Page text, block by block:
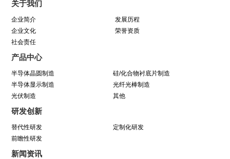
动圆满结束
学芯谱理念 做靠谱者--中巨芯靠谱文化宣讲月活
动圆满收官
因为靠谱 所以信赖 | 中巨芯《芯谱》发布会
暨“靠谱2025-2027”落地规划启动仪式
中巨芯(688549)今日成功登陆上交所科创板！
关于我们
企业简介
发展历程
企业文化
荣誉资质
社会责任
产品中心
半导体晶圆制造
硅/化合物衬底片制造
半导体显示制造
光纤光棒制造
光伏制造
其他
研发创新
替代性研发
定制化研发
前瞻性研发
新闻资讯